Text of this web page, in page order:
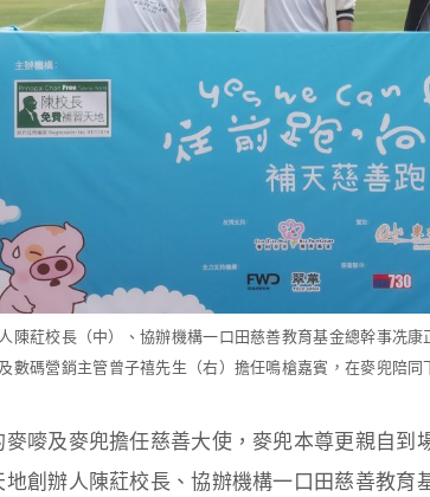
陳葒校長（中）、協辦機構一口田慈善教育基金總幹事冼
數碼營銷主管曾子禧先生（右）擔任鳴槍嘉賓，在麥兜陪同
嘜及麥兜擔任慈善大使，麥兜本尊更親自到
創辦人陳葒校長、協辦機構一口田慈善教育